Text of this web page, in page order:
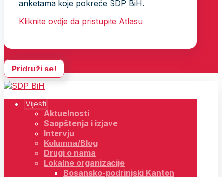
anketama koje pokreće SDP BiH.
Kliknite ovdje da pristupite Atlasu
Pridruži se!
Vijesti
Aktuelnosti
Saopštenja i izjave
Intervju
Kolumna/Blog
Drugi o nama
Lokalne organizacije
Bosansko-podrinjski Kanton